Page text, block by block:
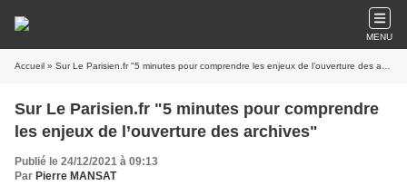
MENU
Accueil » Sur Le Parisien.fr "5 minutes pour comprendre les enjeux de l’ouverture des archives"
Sur Le Parisien.fr "5 minutes pour comprendre
les enjeux de l’ouverture des archives"
Publié le 24/12/2021 à 09:13
Par Pierre MANSAT